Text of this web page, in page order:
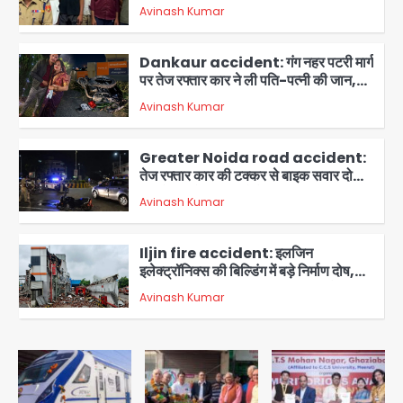
2
बेचने वालों को बेचता था चोरी के फोन; 8
गिरफ्तार, 98 मोबाइल और 450 पार्ट्स बरामद
Avinash Kumar
3
Dankaur accident: गंग नहर पटरी मार्ग
पर तेज रफ्तार कार ने ली पति-पत्नी की जान,
गांव में मातम
Avinash Kumar
4
Greater Noida road accident:
तेज रफ्तार कार की टक्कर से बाइक सवार दो
युवकों की मौत, परिवारों में मातम
Avinash Kumar
5
Iljin fire accident: इलजिन
इलेक्ट्रॉनिक्स की बिल्डिंग में बड़े निर्माण दोष,
कंक्रीट बीम तिरछा; पीडब्ल्यूडी ऑडिट में
चौंकाने वाला खुलासा
Avinash Kumar
Minor daughter abuse case in
Noida: 7 साल की मासूम बेटी के साथ
अश्लील हरकत करने वाले पिता को मां ने रंगेहाथ
Avinash Kumar